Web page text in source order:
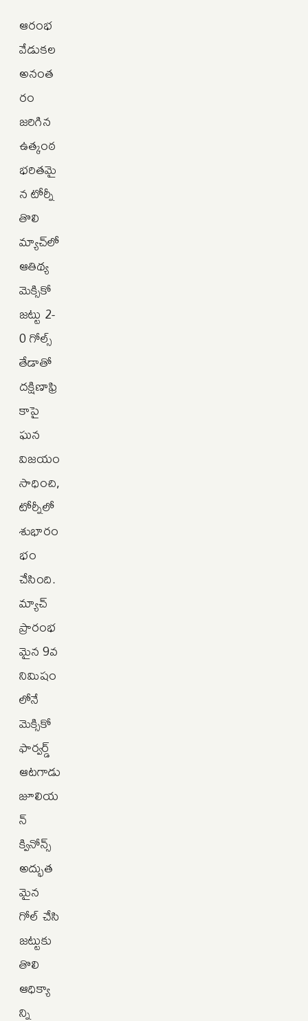
ఆరంభ
వేడుకల
అనంత
రం
జరిగిన
ఉత్కంఠ
భరితమై
న టోర్నీ
తొలి
మ్యాచ్‌లో
ఆతిథ్య
మెక్సికో
జట్టు 2-
0 గోల్స్
తేడాతో
దక్షిణాఫ్రి
కాపై
ఘన
విజయం
సాధించి,
టోర్నీలో
శుభారం
భం
చేసింది.
మ్యాచ్
ప్రారంభ
మైన 9వ
నిమిషం
లోనే
మెక్సికో
ఫార్వర్డ్
ఆటగాడు
జూలియ
న్
క్వినోన్స్
అద్భుత
మైన
గోల్ చేసి
జట్టుకు
తొలి
ఆధిక్యా
న్ని